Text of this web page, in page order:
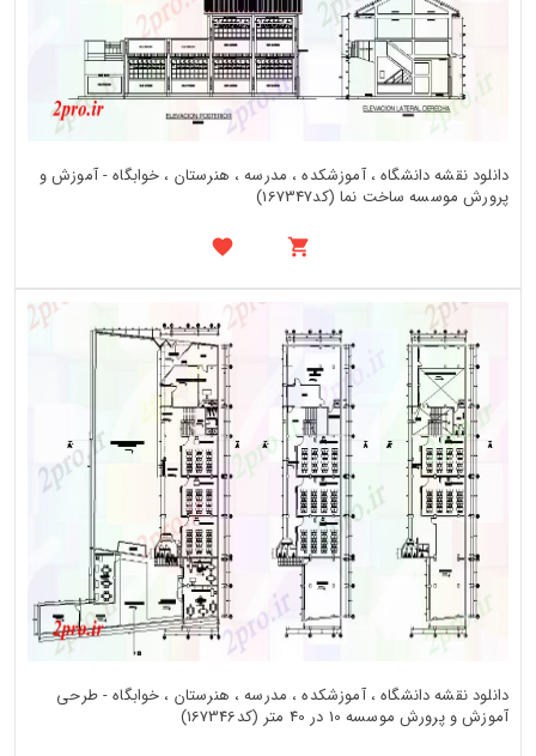
دانلود نقشه دانشگاه ، آموزشکده ، مدرسه ، هنرستان ، خوابگاه - آموزش و
پرورش موسسه ساخت نما (کد167347)
دانلود نقشه دانشگاه ، آموزشکده ، مدرسه ، هنرستان ، خوابگاه - طرحی
آموزش و پرورش موسسه 10 در 40 متر (کد167346)